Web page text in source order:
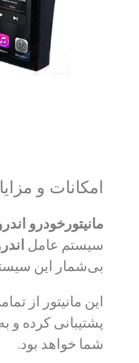
امکانات و
مانیتورخودرو
سیستم عامل
بی‌شمار این
این مانیتور از
پشتیبانی کرده و
شما خواهد بود.